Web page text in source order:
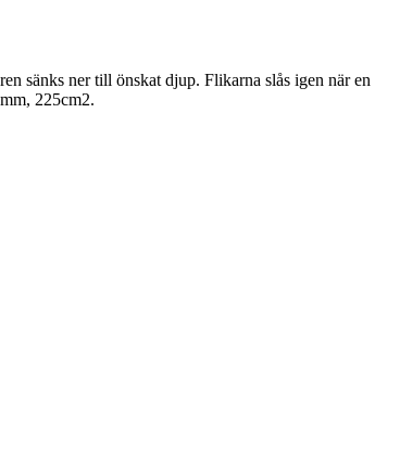
sänks ner till önskat djup. Flikarna slås igen när en
225cm2.